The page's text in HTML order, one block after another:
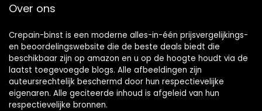
Over ons
Crepain-binst is een moderne alles-in-één prijsvergelijkings-
en beoordelingswebsite die de beste deals biedt die
beschikbaar zijn op amazon en u op de hoogte houdt via de
laatst toegevoegde blogs. Alle afbeeldingen zijn
auteursrechtelijk beschermd door hun respectievelijke
eigenaren. Alle geciteerde inhoud is afgeleid van hun
respectievelijke bronnen.